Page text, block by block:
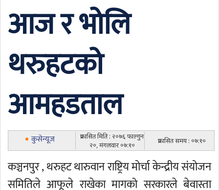
आज र भोलि
थरुहटको
आमहडताल
कुसेन्यूज
प्रकासित मिति : २०७६ फाल्गुन
२०, मंगलवार ०७:१०
प्रकासित समय : ०७:१०
कञ्चनपुर , थरुहट थारुवान राष्ट्रिय मोर्चा केन्द्रीय संयोजन
समितिले आफूले राखेका मागको सरकारले बेवास्ता